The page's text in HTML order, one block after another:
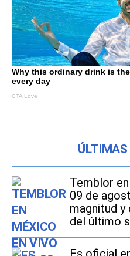
Temblor
09 de
magnitud
del último